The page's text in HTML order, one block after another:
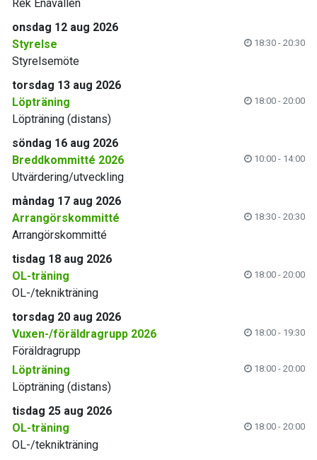
Rek Enavallen
onsdag 12 aug 2026
Styrelse
18:30 - 20:30
Styrelsemöte
torsdag 13 aug 2026
Löpträning
18:00 - 20:00
Löpträning (distans)
söndag 16 aug 2026
Breddkommitté 2026
10:00 - 14:00
Utvärdering/utveckling
måndag 17 aug 2026
Arrangörskommitté
18:30 - 20:30
Arrangörskommitté
tisdag 18 aug 2026
OL-träning
18:00 - 20:00
OL-/teknikträning
torsdag 20 aug 2026
Vuxen-/föräldragrupp 2026
18:00 - 19:30
Föräldragrupp
Löpträning
18:00 - 20:00
Löpträning (distans)
tisdag 25 aug 2026
OL-träning
18:00 - 20:00
OL-/teknikträning